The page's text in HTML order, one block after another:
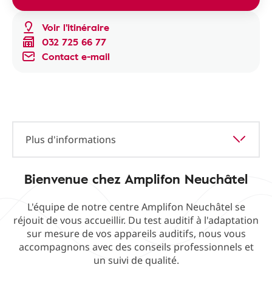
Voir l'itinéraire
032 725 66 77
Contact e-mail
Plus d'informations
Bienvenue chez Amplifon Neuchâtel
L'équipe de notre centre Amplifon Neuchâtel se
réjouit de vous accueillir. Du test auditif à l'adaptation
sur mesure de vos appareils auditifs, nous vous
accompagnons avec des conseils professionnels et
un suivi de qualité.